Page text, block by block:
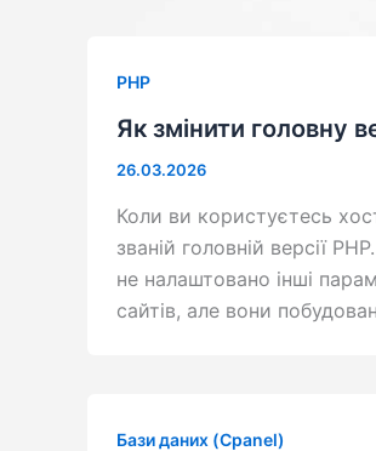
PHP
Як змінити головну
26.03.2026
Коли ви користуєтесь
званій головній версії
не налаштовано інші
сайтів, але вони
Бази даних (Cpanel)